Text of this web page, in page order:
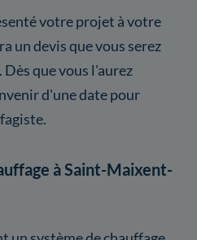
votre projet à votre
un devis que vous serez
que vous l'aurez
d'une date pour
à Saint-Maixent-